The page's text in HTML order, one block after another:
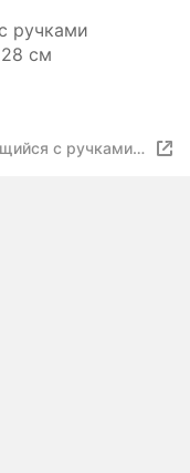
ручками
см
с ручками